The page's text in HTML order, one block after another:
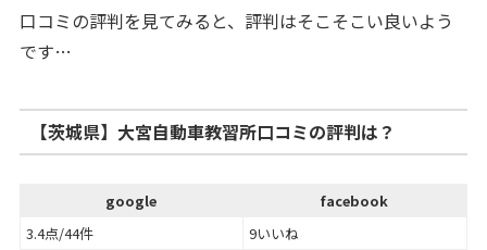
口コミの評判を見てみると、評判はそこそこい良いよう
です…
【茨城県】大宮自動車教習所口コミの評判は？
google
facebook
3.4点/44件
9いいね